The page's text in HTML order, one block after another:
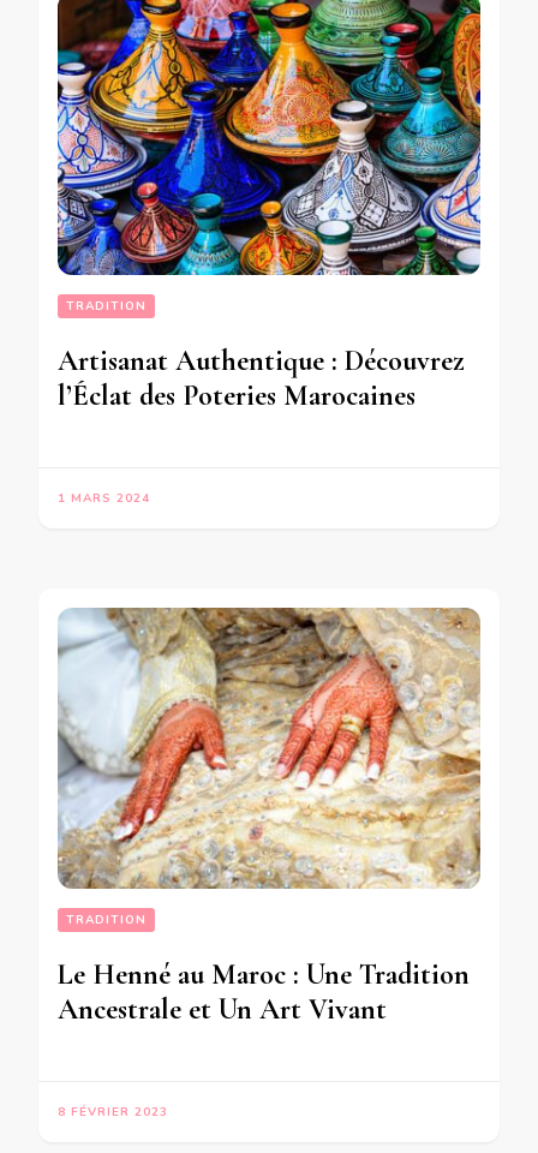
TRADITION
Artisanat Authentique : Découvrez
l’Éclat des Poteries Marocaines
1 MARS 2024
TRADITION
Le Henné au Maroc : Une Tradition
Ancestrale et Un Art Vivant
8 FÉVRIER 2023